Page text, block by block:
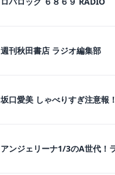
週刊秋田書店 ラジオ編集部
坂口愛美 しゃべりすぎ注意報！
アンジェリーナ1/3のA世代！